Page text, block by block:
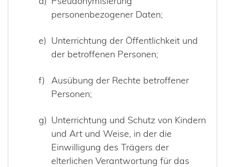
personenbezogener Daten;
Unterrichtung der Öffentlichkeit und
der betroffenen Personen;
Ausübung der Rechte betroffener
Personen;
Unterrichtung und Schutz von Kindern
und Art und Weise, in der die
Einwilligung des Trägers der
elterlichen Verantwortung für das